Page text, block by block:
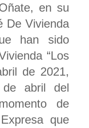
en su
De Vivienda
han sido
“Los
de 2021,
abril del
de
que